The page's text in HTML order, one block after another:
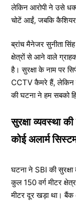
लेकिन आरोपी ने उसे
चोटें आईं, जबकि कैशियर
ब्रांच मैनेजर सुनीता
क्षेत्रों से आने वाले
है। सुरक्षा के नाम पर
CCTV कैमरे हैं, लेकिन
की घटना ने हम सबको
सुरक्षा व्यवस्था
कोई अलार्म
घटना ने SBI की
कुल 150 वर्ग मीटर
मीटर दूर खड़ा था। बैंक